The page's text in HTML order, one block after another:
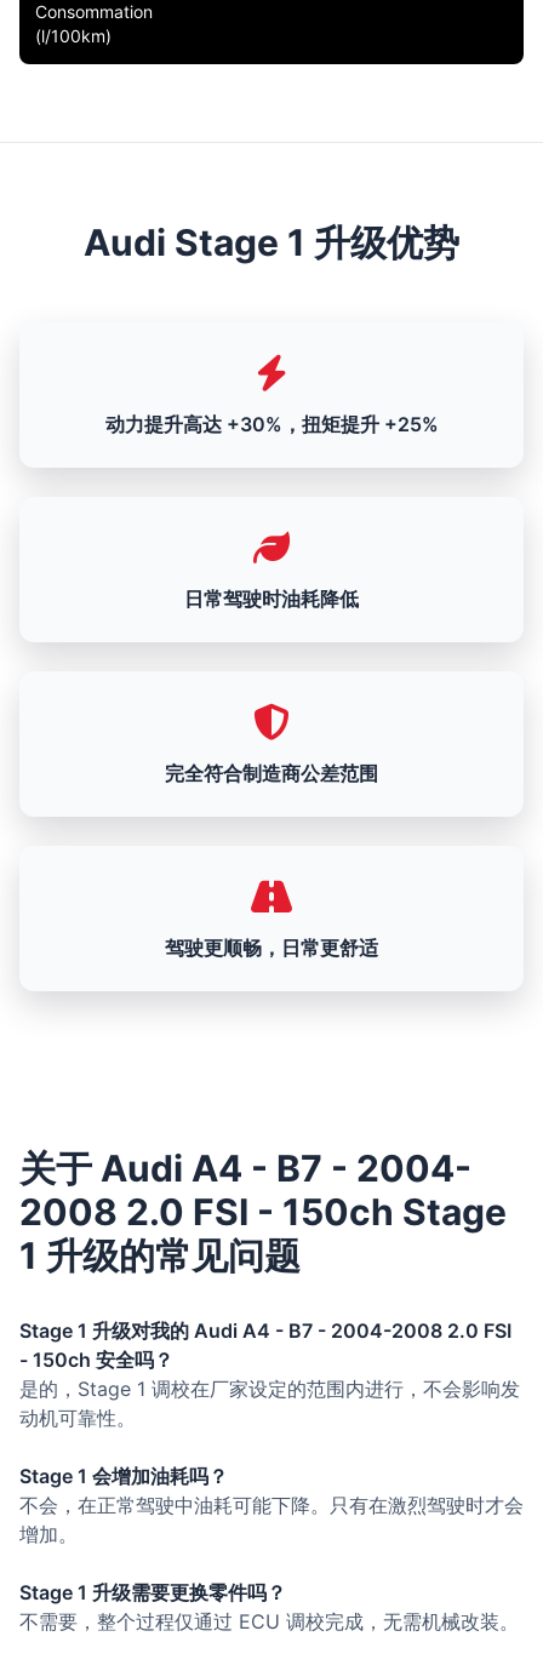
Consommation
(l/100km)
Audi Stage 1 升级优势
动力提升高达 +30%，扭矩提升 +25%
日常驾驶时油耗降低
完全符合制造商公差范围
驾驶更顺畅，日常更舒适
关于 Audi A4 - B7 - 2004-
2008 2.0 FSI - 150ch Stage
1 升级的常见问题
Stage 1 升级对我的 Audi A4 - B7 - 2004-2008 2.0 FSI
- 150ch 安全吗？
是的，Stage 1 调校在厂家设定的范围内进行，不会影响发
动机可靠性。
Stage 1 会增加油耗吗？
不会，在正常驾驶中油耗可能下降。只有在激烈驾驶时才会
增加。
Stage 1 升级需要更换零件吗？
不需要，整个过程仅通过 ECU 调校完成，无需机械改装。